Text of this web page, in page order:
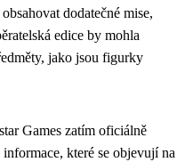
dodatečné mise,
edice by mohla
jako jsou figurky
Games zatím oficiálně
které se objevují na